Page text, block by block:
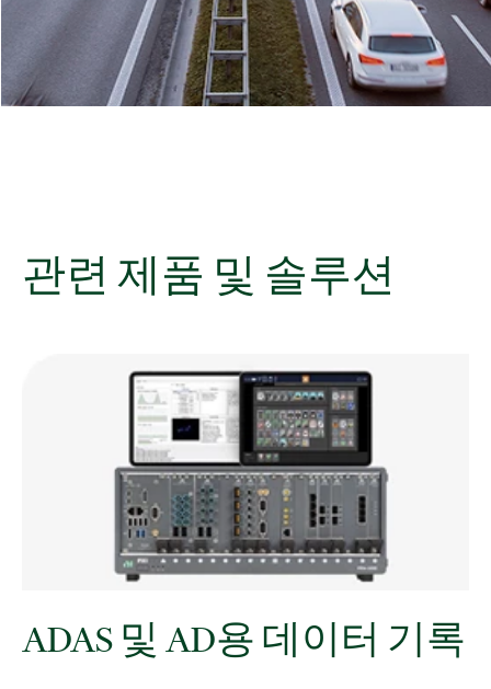
관련 제품 및 솔루션
ADAS 및 AD용 데이터 기록